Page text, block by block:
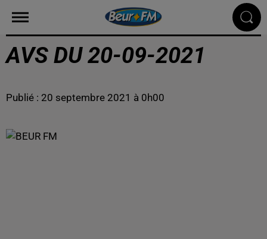
AVS DU 20-09-2021
Publié : 20 septembre 2021 à 0h00